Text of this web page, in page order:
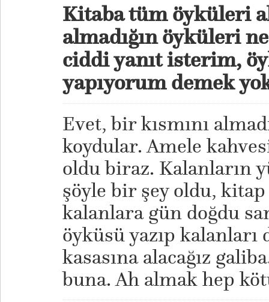
Kitaba tüm öyküleri
almadığın öyküleri
ciddi yanıt isterim,
yapıyorum demek
Evet, bir kısmını
koydular. Amele
oldu biraz. Kalanların
şöyle bir şey oldu,
kalanlara gün doğdu
öyküsü yazıp kalanları
kasasına alacağız
buna. Ah almak hep